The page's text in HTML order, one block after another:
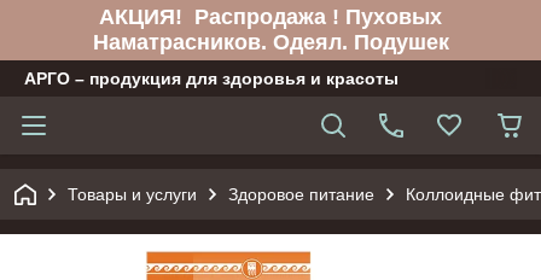
АКЦИЯ! Распродажа ! Пуховых
Наматрасников. Одеял. Подушек
АРГО – продукция для здоровья и красоты
Товары и услуги Здоровое питание Коллоидные